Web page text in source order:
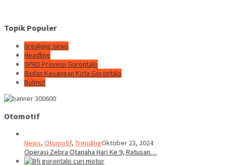
Topik Populer
breaking news
Headline
DPRD Provinsi Gorontalo
Badan Keuangan Kota Gorontalo
Bolmut
Otomotif
News, Otomotif, TrendingOktober 23, 2024
Operasi Zebra Otanaha Hari Ke 9, Ratusan…